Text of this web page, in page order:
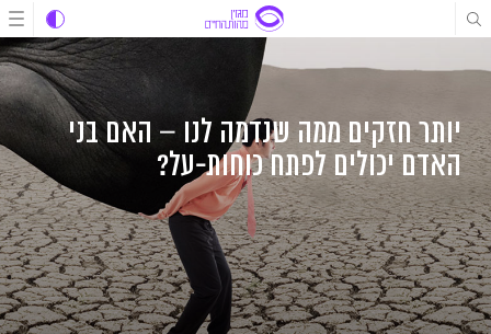
דלג
לתוכן
דלג
דלג
יותר חזקים ממה שנדמה לנו – האם בני
האדם יכולים לפתח כוחות-על?